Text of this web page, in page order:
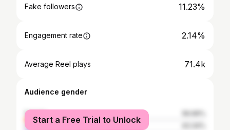
Fake followers 11.23%
Engagement rate 2.14%
Average Reel plays 71.4k
Audience gender
female
male
Start a Free Trial to Unlock